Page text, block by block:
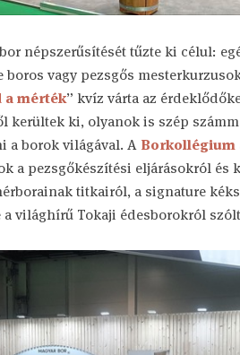
népszerűsítését tűzte ki célul:
boros vagy pezsgős
a mérték” kvíz várta az
kerültek ki, olyanok is szép
a borok világával. A Borkollégium
a pezsgőkészítési eljárásokról
titkairól, a signature
világhírű Tokaji édesborokról